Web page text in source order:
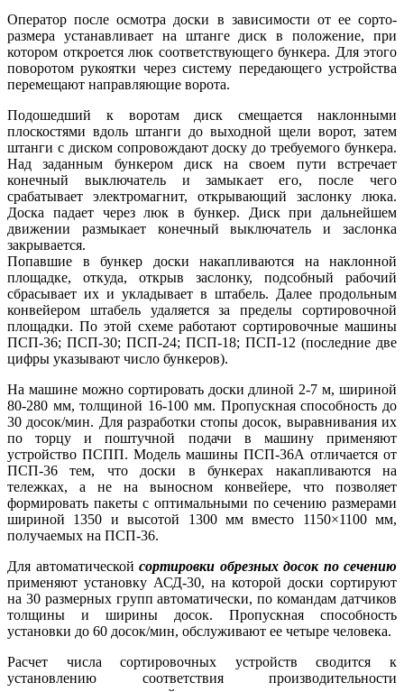
Оператор после осмотра доски в зависимости от ее сорто-
размера устанавливает на штанге диск в положение, при
котором откроется люк соответствующего бункера. Для этого
поворотом рукоятки через систему передающего устройства
перемещают направляющие ворота.
Подошедший к воротам диск смещается наклонными
плоскостями вдоль штанги до выходной щели ворот, затем
штанги с диском сопровождают доску до требуемого бункера.
Над заданным бункером диск на своем пути встречает
конечный выключатель и замыкает его, после чего
срабатывает электромагнит, открывающий заслонку люка.
Доска падает через люк в бункер. Диск при дальнейшем
движении размыкает конечный выключатель и заслонка
закрывается.
Попавшие в бункер доски накапливаются на наклонной
площадке, откуда, открыв заслонку, подсобный рабочий
сбрасывает их и укладывает в штабель. Далее продольным
конвейером штабель удаляется за пределы сортировочной
площадки. По этой схеме работают сортировочные машины
ПСП-36; ПСП-30; ПСП-24; ПСП-18; ПСП-12 (последние две
цифры указывают число бункеров).
На машине можно сортировать доски длиной 2-7 м, шириной
80-280 мм, толщиной 16-100 мм. Пропускная способность до
30 досок/мин. Для разработки стопы досок, выравнивания их
по торцу и поштучной подачи в машину применяют
устройство ПСПП. Модель машины ПСП-36А отличается от
ПСП-36 тем, что доски в бункерах накапливаются на
тележках, а не на выносном конвейере, что позволяет
формировать пакеты с оптимальными по сечению размерами
шириной 1350 и высотой 1300 мм вместо 1150×1100 мм,
получаемых на ПСП-36.
Для автоматической сортировки обрезных досок по сечению
применяют установку АСД-30, на которой доски сортируют
на 30 размерных групп автоматически, по командам датчиков
толщины и ширины досок. Пропускная способность
установки до 60 досок/мин, обслуживают ее четыре человека.
Расчет числа сортировочных устройств сводится к
установлению соответствия производительности